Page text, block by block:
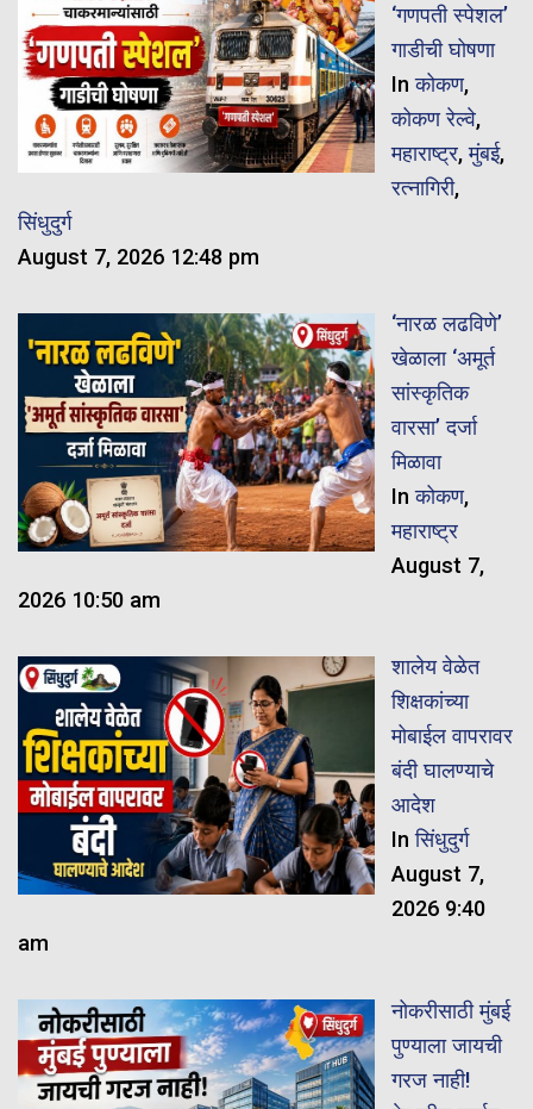
‘गणपती स्पेशल’
गाडीची घोषणा
Inकोकण,
कोकण रेल्वे,
महाराष्ट्र,मुंबई,
रत्नागिरी,
सिंधुदुर्ग
August 7, 2026 12:48 pm
‘नारळ लढविणे’
खेळाला ‘अमूर्त
सांस्कृतिक
वारसा’ दर्जा
मिळावा
Inकोकण,
महाराष्ट्र
August 7,
2026 10:50 am
शालेय वेळेत
शिक्षकांच्या
मोबाईल वापरावर
बंदी घालण्याचे
आदेश
Inसिंधुदुर्ग
August 7,
2026 9:40
am
नोकरीसाठी मुंबई
पुण्याला जायची
गरज नाही!